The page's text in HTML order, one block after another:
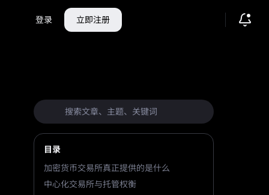
登录 立即注册
目录
加密货币交易所真正提供的是什么
中心化交易所与托管权衡